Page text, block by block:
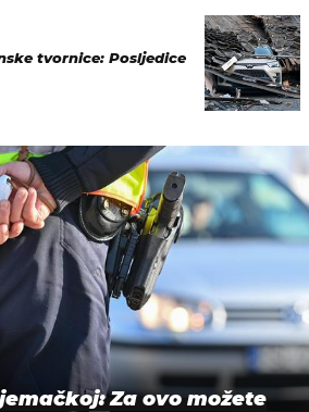
tvornice: Posljedice
Za ovo možete